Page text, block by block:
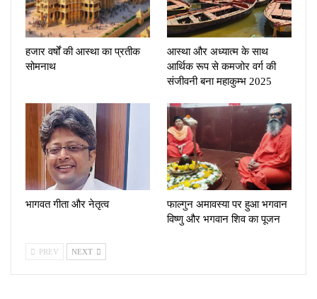
हजार वर्षों की आस्था का प्रतीक
सोमनाथ
आस्था और अध्यात्म के साथ
आर्थिक रूप से कमजोर वर्ग की
संजीवनी बना महाकुम्भ 2025
भागवत गीता और नेतृत्व
फाल्गुन अमावस्या पर हुआ भगवान
विष्णु और भगवान शिव का पूजन
PREV NEXT